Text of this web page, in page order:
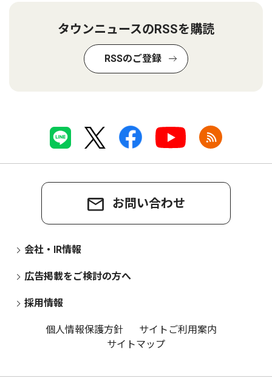
タウンニュースのRSSを購読
RSSのご登録
お問い合わせ
会社・IR情報
広告掲載をご検討の方へ
採用情報
個人情報保護方針
サイトご利用案内
サイトマップ